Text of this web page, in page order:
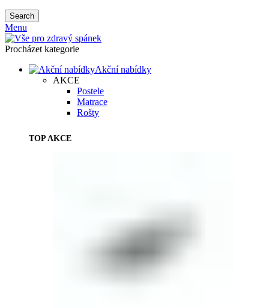
Search
Menu
Procházet kategorie
Akční nabídky
AKCE
Postele
Matrace
Rošty
TOP AKCE